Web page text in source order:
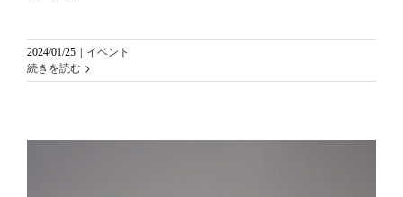
2024/01/25
イベント
続きを読む